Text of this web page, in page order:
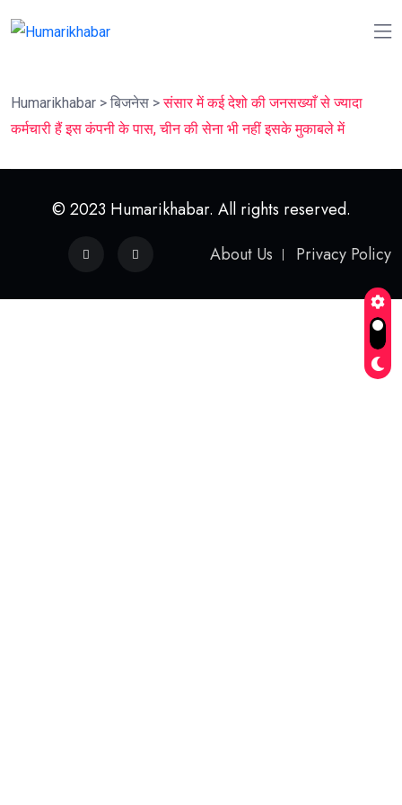
Humarikhabar > बिजनेस >संसार में कई देशो की जनसख्याँ से ज्यादा
कर्मचारी हैं इस कंपनी के पास, चीन की सेना भी नहीं इसके मुकाबले में
© 2023 Humarikhabar. All rights reserved.
About Us
Privacy Policy